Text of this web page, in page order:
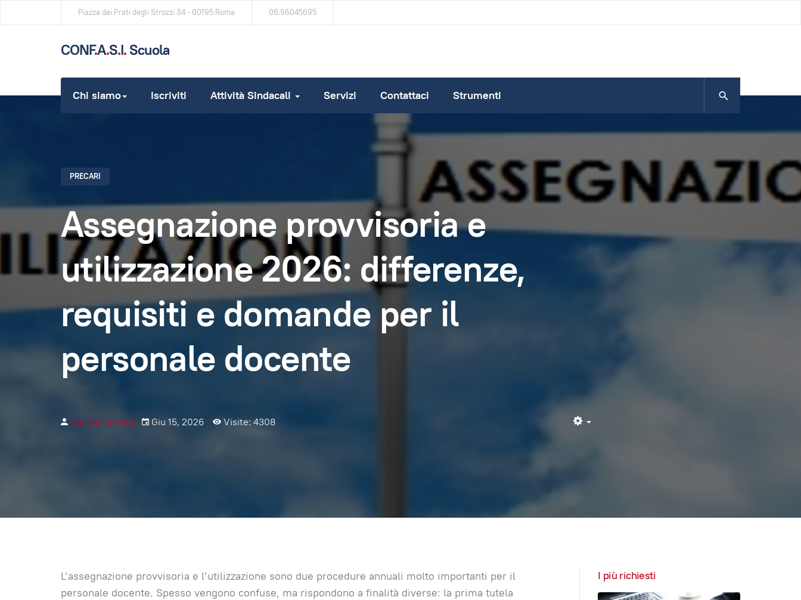
Piazza dei Prati degli Strozzi 34 - 00195 Roma 06.96045695
CONF.A.S.I.Scuola
Chi siamo Iscriviti Attività Sindacali Servizi Contattaci Strumenti
PRECARI
Assegnazione provvisoria e
utilizzazione 2026: differenze,
requisiti e domande per il
personale docente
Davide Lercara Giu 15, 2026 Visite: 4308
L’assegnazione provvisoria e l’utilizzazione sono due procedure annuali molto importanti per il
personale docente. Spesso vengono confuse, ma rispondono a finalità diverse: la prima tutela
I più richiesti